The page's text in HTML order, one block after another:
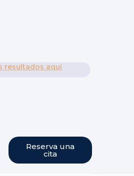
resultados aquí
Reserva una
cita